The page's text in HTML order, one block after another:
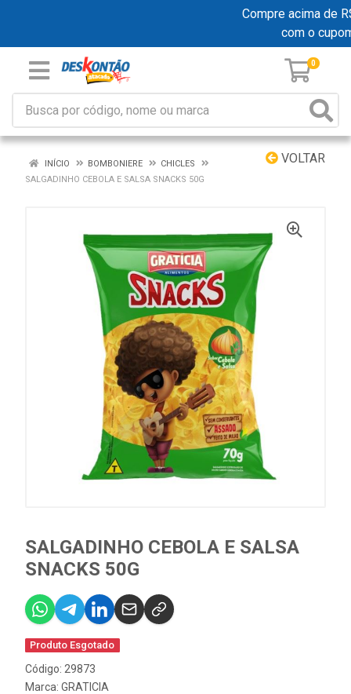
Compre acima de
com o
0
VOLTAR
INÍCIO BOMBONIERE
CHICLES
SALGADINHO CEBOLA E SALSA SNACKS 50G
SALGADINHO CEBOLA E SALSA
SNACKS 50G
Produto Esgotado
Código: 29873
Marca: GRATICIA